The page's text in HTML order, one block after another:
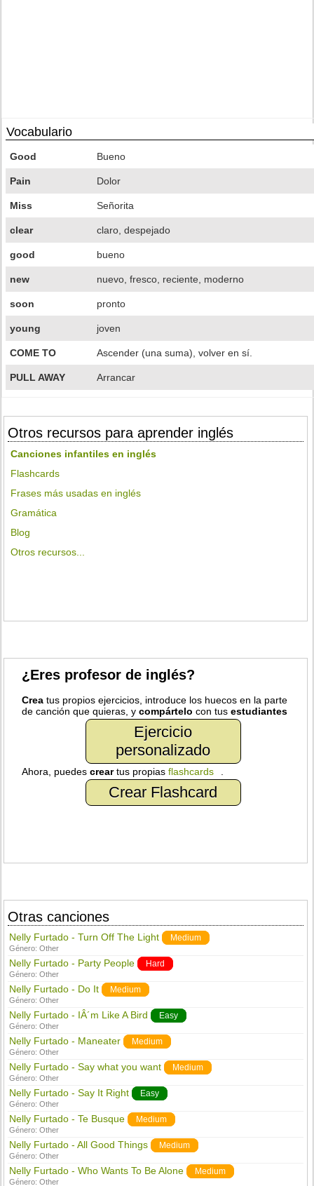
Vocabulario
Good Bueno
Pain Dolor
Miss Señorita
clear claro, despejado
good bueno
new nuevo, fresco, reciente, moderno
soon pronto
young joven
COME TO Ascender (una suma), volver en sí.
PULL AWAY Arrancar
Otros recursos para aprender inglés
Canciones infantiles en inglés
Flashcards
Frases más usadas en inglés
Gramática
Blog
Otros recursos...
¿Eres profesor de inglés?
Crea tus propios ejercicios, introduce los huecos en la parte
de canción que quieras, ycompártelo con tusestudiantes
Ejercicio
personalizado
Ahora, puedescreartus propiasflashcards
Crear Flashcard
Otras canciones
Nelly Furtado - Turn Off The Light Medium
Género:Other
Nelly Furtado - Party People Hard
Género:Other
Nelly Furtado - Do It Medium
Género:Other
Nelly Furtado - IÂ´m Like A Bird Easy
Género:Other
Nelly Furtado - Maneater Medium
Género:Other
Nelly Furtado - Say what you want Medium
Género:Other
Nelly Furtado - Say It Right Easy
Género:Other
Nelly Furtado - Te Busque Medium
Género:Other
Nelly Furtado - All Good Things Medium
Género:Other
Nelly Furtado - Who Wants To Be Alone Medium
Género:Other